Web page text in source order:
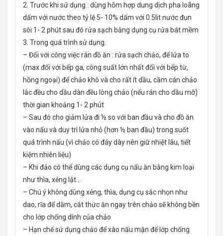
2. Trước khi sử dụng : dùng hỗm hợp dung dịch pha loãng
dấm với nước theo tỷ lệ 5- 10% dấm với 0.5lit nước đun
sôi 1- 2 phút sau đó rửa sạch bằng dụng cụ rửa bát mềm
3. Trong quá trình sử dụng.
– Đối với công việc rán đồ ăn : rửa sạch chảo, để lửa to
(max đối với bếp ga, công suất lớn nhất đối với bếp từ,
hồng ngoại) để chảo khô và cho rất ít dầu, cầm cán chảo
lắc đều cho dầu dàn đều lòng chảo (nếu rán cho dầu mỡ)
thời gian khoảng 1- 2 phút
– Sau đó cho giảm lửa đi ½ so với ban đầu và cho đồ ăn
vào nấu và duy trì lửa nhỏ (hơn ½ ban đầu) trong suốt
quá trình nấu (vì chảo có đáy dày nên giữ nhiệt lâu, tiết
kiệm nhiên liệu)
– Khi đảo có thể dùng các dụng cụ nấu ăn bằng kim loại
như thìa, xẻng lật…
– Chú ý không dùng xẻng, thìa, dụng cụ sắc nhọn như
dao, rĩa để dằm, cắt thức ăn ngay trên chảo sẽ không bền
cho lớp chống dính của chảo
– Hạn chế sử dụng chảo để xào nấu mặn để lớp chống